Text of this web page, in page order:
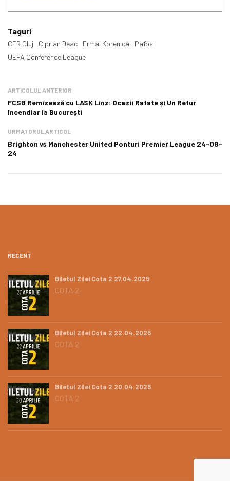
Taguri
CFR Cluj Ciprian Deac Ermal Korenica
Pafos
UEFA Conference League
ARTICOLUL ANTERIOR
FCSB Remizează cu LASK Linz: Ocazii Ratate și Un Retur
Incendiar la București
URMATORUL ARTICOL
Brighton vs Manchester United Ponturi Premier League 24-08-
24
RECENT
Biletul Zilei Cota 2 27.04.2025
COTA 2
Biletul Zilei Cota 2 22.04.2025
COTA 2
Biletul Zilei Cota 2 20.04.2025
COTA 2